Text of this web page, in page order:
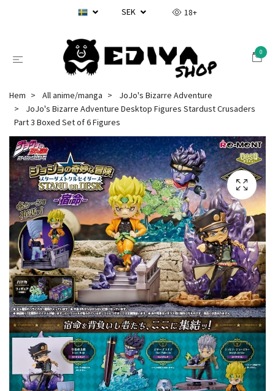
SEK 18+
0
Hem All anime/manga
JoJo's Bizarre Adventure
JoJo's Bizarre Adventure Desktop Figures Stardust Crusaders
Part 3 Boxed Set of 6 Figures